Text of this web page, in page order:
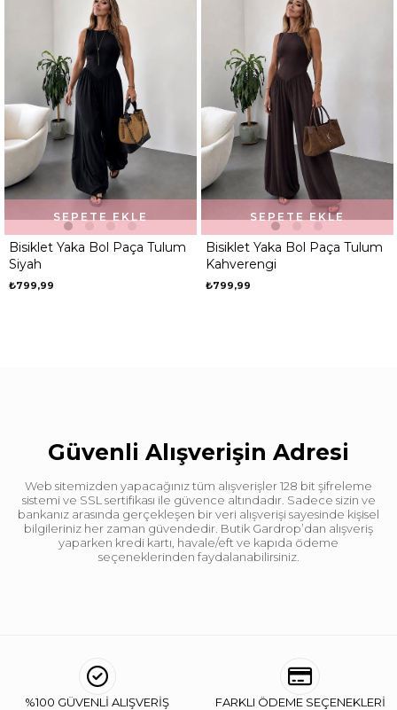
Bisiklet Yaka Bol Paça Tulum
Siyah
₺799,99
SEPETE EKLE
Bisiklet Yaka Bol Paça Tulum
Kahverengi
₺799,99
SEPETE EKLE
Güvenli Alışverişin Adresi
Web sitemizden yapacağınız tüm alışverişler 128 bit şifreleme
sistemi ve SSL sertifikası ile güvence altındadır. Sadece sizin ve
bankanız arasında gerçekleşen bir veri alışverişi sayesinde kişisel
bilgileriniz her zaman güvendedir. Butik Gardrop’dan alışveriş
yaparken kredi kartı, havale/eft ve kapıda ödeme
seçeneklerinden faydalanabilirsiniz.
%100 GÜVENLİ ALIŞVERİŞ FARKLI ÖDEME SEÇENEKLERİ